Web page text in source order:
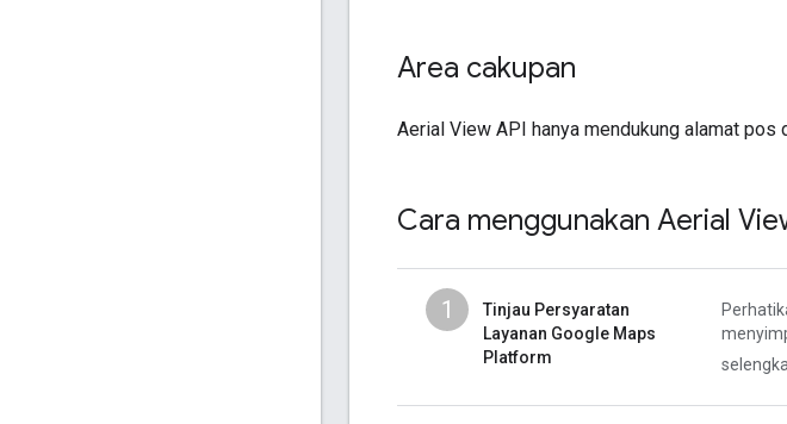
Area cakupan
Aerial View API hanya mendukung alamat
Cara menggunakan Aerial
1
Tinjau Persyaratan
Layanan Google Maps
Platform